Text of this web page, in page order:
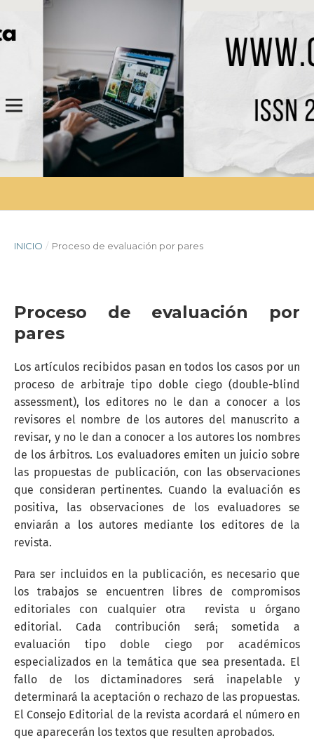
INICIO / Proceso de evaluación por pares
Proceso de evaluación por
pares
Los artículos recibidos pasan en todos los casos por un
proceso de arbitraje tipo doble ciego (double-blind
assessment), los editores no le dan a conocer a los
revisores el nombre de los autores del manuscrito a
revisar, y no le dan a conocer a los autores los nombres
de los árbitros. Los evaluadores emiten un juicio sobre
las propuestas de publicación, con las observaciones
que consideran pertinentes. Cuando la evaluación es
positiva, las observaciones de los evaluadores se
enviarán a los autores mediante los editores de la
revista.
Para ser incluidos en la publicación, es necesario que
los trabajos se encuentren libres de compromisos
editoriales con cualquier otra revista u órgano
editorial. Cada contribución será¡ sometida a
evaluación tipo doble ciego por académicos
especializados en la temática que sea presentada. El
fallo de los dictaminadores será inapelable y
determinará la aceptación o rechazo de las propuestas.
El Consejo Editorial de la revista acordará el número en
que aparecerán los textos que resulten aprobados.